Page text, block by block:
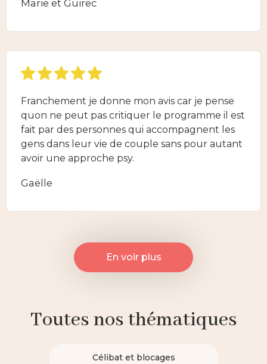
Marie et Guirec
Franchement je donne mon avis car je pense
quon ne peut pas critiquer le programme il est
fait par des personnes qui accompagnent les
gens dans leur vie de couple sans pour autant
avoir une approche psy.
Gaëlle
En voir plus
Toutes nos thématiques
Célibat et blocages